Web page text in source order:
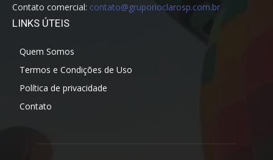
Contato comercial: contato@gruporioclarosp.com.br
LINKS ÚTEIS
Quem Somos
Termos e Condições de Uso
Política de privacidade
Contato